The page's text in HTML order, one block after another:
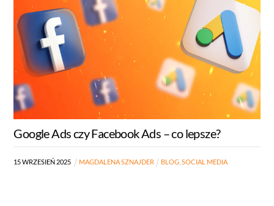
Google Ads czy Facebook Ads – co lepsze?
15WRZESIEŃ 2025 MAGDALENA SZNAJDER BLOG, SOCIAL MEDIA